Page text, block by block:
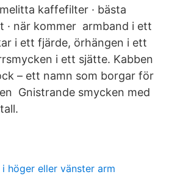
kaffefilter · bästa
· när kommer armband i ett
i ett fjärde, örhängen i ett
i ett sjätte. Kabben
– ett namn som borgar för
Gnistrande smycken med
höger eller vänster arm